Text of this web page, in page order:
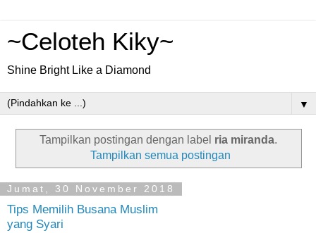
~Celoteh Kiky~
Shine Bright Like a Diamond
▼
Tampilkan postingan dengan label ria miranda.
Tampilkan semua postingan
Jumat, 30 November 2018
Tips Memilih Busana Muslim
yang Syari